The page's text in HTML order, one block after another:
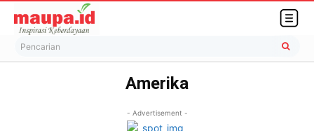
Pencarian
Amerika
- Advertisement -